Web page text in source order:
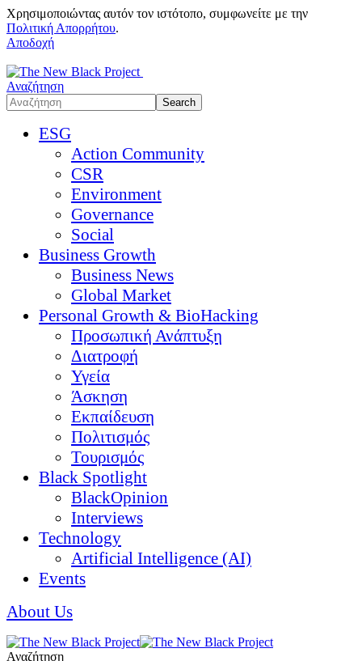
Χρησιμοποιώντας αυτόν τον ιστότοπο, συμφωνείτε με την
Πολιτική Απορρήτου.
Αποδοχή
Αναζήτηση
ESG
Action Community
CSR
Environment
Governance
Social
Business Growth
Business News
Global Market
Personal Growth & BioHacking
Προσωπική Ανάπτυξη
Διατροφή
Υγεία
Άσκηση
Εκπαίδευση
Πολιτισμός
Τουρισμός
Black Spotlight
BlackOpinion
Interviews
Technology
Artificial Intelligence (AI)
Events
About Us
Αναζήτηση